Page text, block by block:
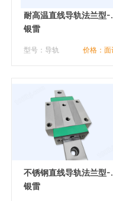
耐高温直线导轨法兰型-
5KL
银雷
型号：导轨 价格：面
不锈钢直线导轨法兰型-
5KL
银雷